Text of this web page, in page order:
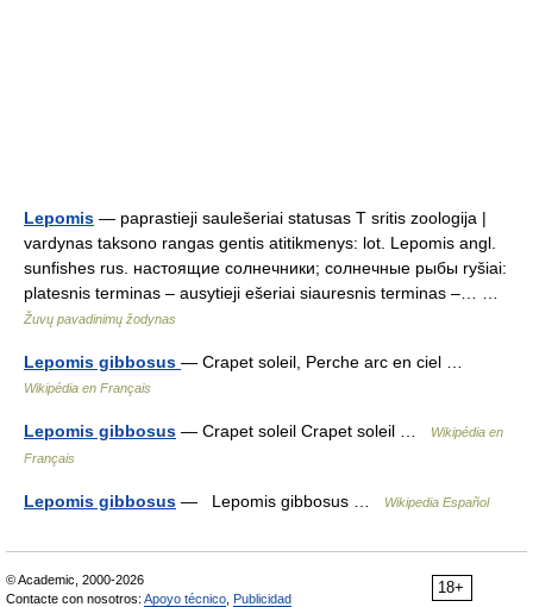
Lepomis — paprastieji saulešeriai statusas T sritis zoologija |
vardynas taksono rangas gentis atitikmenys: lot. Lepomis angl.
sunfishes rus. настоящие солнечники; солнечные рыбы ryšiai:
platesnis terminas – ausytieji ešeriai siauresnis terminas –… …
Žuvų pavadinimų žodynas
Lepomis gibbosus — Crapet soleil, Perche arc en ciel …
Wikipédia en Français
Lepomis gibbosus — Crapet soleil Crapet soleil …
Wikipédia en
Français
Lepomis gibbosus — Lepomis gibbosus … Wikipedia Español
18+
© Academic, 2000-2026
Contacte con nosotros: Apoyo técnico Publicidad